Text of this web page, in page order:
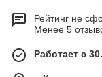
Рейтинг не
Менее 5
Работает с